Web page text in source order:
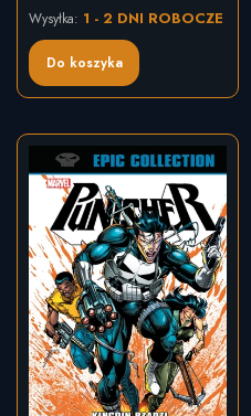
Do koszyka
Wysyłka: 1 - 2 DNI ROBOCZE